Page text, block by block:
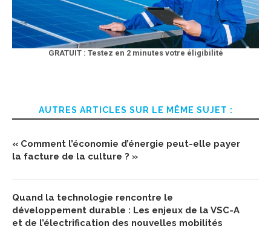
GRATUIT : Testez en 2 minutes votre éligibilité
AUTRES ARTICLES SUR LE MÊME SUJET :
« Comment l’économie d’énergie peut-elle payer
la facture de la culture ? »
Quand la technologie rencontre le
développement durable : Les enjeux de la VSC-A
et de l’électrification des nouvelles mobilités